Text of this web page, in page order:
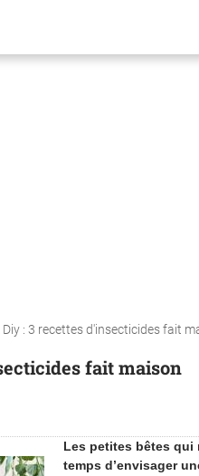
Diy : 3 recettes d'insecticides fait
fait maison
Les petites bêtes
temps d’envisager